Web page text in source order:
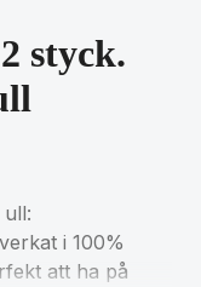
styck.
i 100%
att ha på